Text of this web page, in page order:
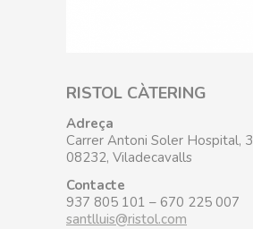
RISTOL CÀTERING
Adreça
Carrer Antoni Soler Hospital, 3
08232, Viladecavalls
Contacte
937 805 101 – 670 225 007
santlluis@ristol.com